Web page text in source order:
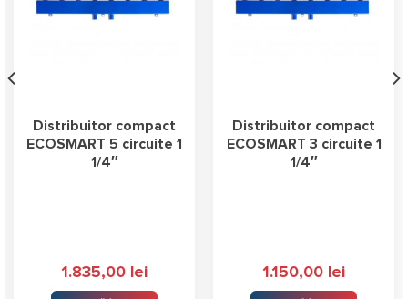
Distribuitor compact
ECOSMART 5 circuite 1
1/4″
1.835,00 lei
Distribuitor compact
ECOSMART 3 circuite 1
1/4″
1.150,00 lei